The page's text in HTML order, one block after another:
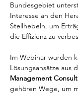
Bundesgebiet
Interesse an den
Stellhebeln, um
die Effizienz zu
Im Webinar wurden
Lösungsansätze aus
Management Consult
gehören Wege, um